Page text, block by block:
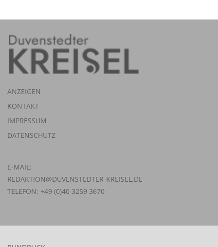
ANZEIGEN
KONTAKT
IMPRESSUM
DATENSCHUTZ
E-MAIL:
REDAKTION@DUVENSTEDTER-KREISEL.DE
TELEFON: +49 (0)40 3259 3670